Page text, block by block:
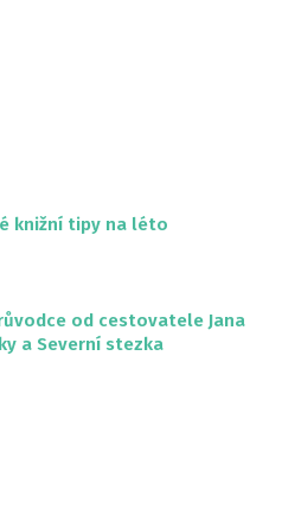
knižní tipy na léto
od cestovatele Jana
a Severní stezka